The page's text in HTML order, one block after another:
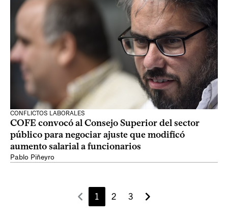
CONFLICTOS LABORALES
COFE convocó al Consejo Superior del sector
público para negociar ajuste que modificó
aumento salarial a funcionarios
Pablo Piñeyro
1 2 3